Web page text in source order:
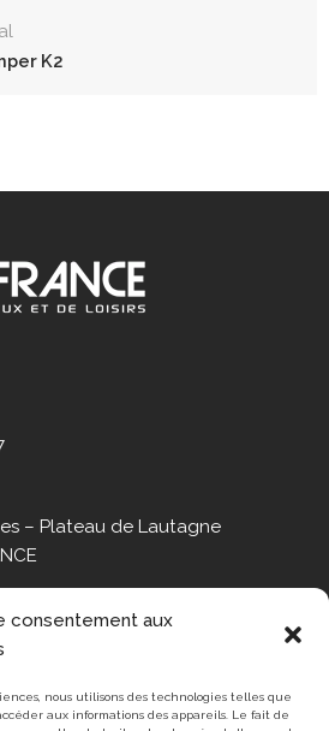
consentement aux
nous utilisons des technologies telles que
aux informations des appareils. Le fait de
K2
– Plateau de Lautagne